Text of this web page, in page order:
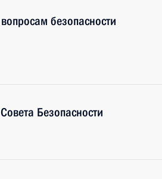
безопасности
Безопасности